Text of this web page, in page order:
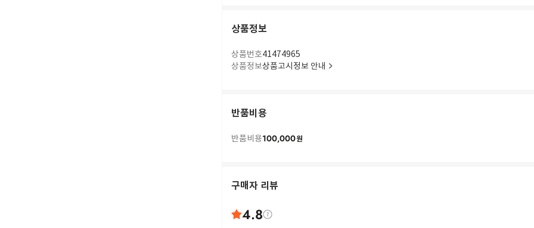
상품정보
상품번호41474965
상품정보상품고시정보 안내
반품비용
반품비용100,000원
구매자 리뷰
4.8